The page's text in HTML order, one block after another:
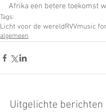
Afrika een betere toekomst
Tags:
Licht voor de wereldRVVmusic
algemeen
Uitgelichte berichten